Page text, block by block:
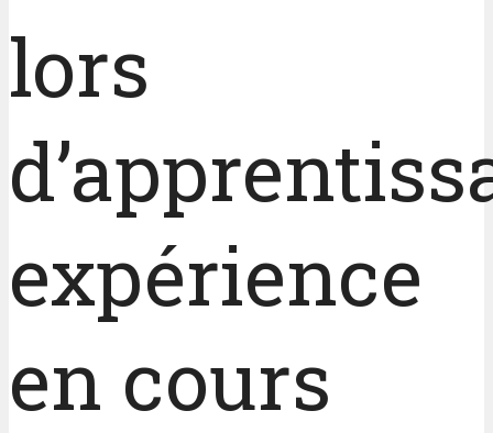
lors
expérience
en cours